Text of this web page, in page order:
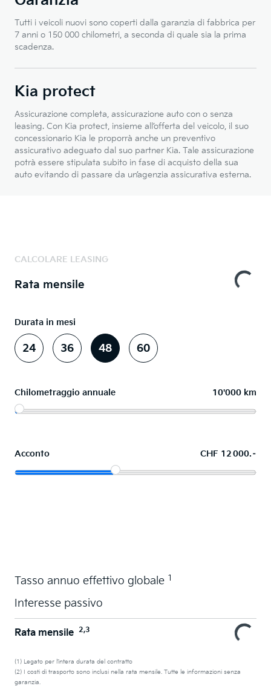
Tutti i veicoli nuovi sono coperti dalla garanzia di fabbrica per
7 anni o 150 000 chilometri, a seconda di quale sia la prima
scadenza.
Kia protect
Assicurazione completa, assicurazione auto con o senza
leasing. Con Kia protect, insieme all’offerta del veicolo, il suo
concessionario Kia le proporrà anche un preventivo
assicurativo adeguato dal suo partner Kia. Tale assicurazione
potrà essere stipulata subito in fase di acquisto della sua
auto evitando di passare da un’agenzia assicurativa esterna.
CALCOLARE LEASING
Rata mensile
Durata in mesi
24 36 48 60
Chilometraggio annuale 10'000 km
Acconto CHF 12 000.–
Tasso annuo effettivo globale 1
Interesse passivo
Rata mensile 2,3
(1) Legato per l’intera durata del contratto
(2) I costi di trasporto sono inclusi nella rata mensile. Tutte le informazioni senza
garanzia.